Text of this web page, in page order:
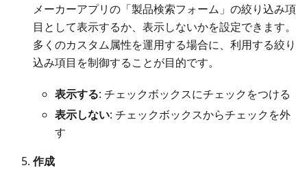
メーカーアプリの「製品検索フォーム」の絞り込み項
目として表示するか、表示しないかを設定できます。
多くのカスタム属性を運用する場合に、利用する絞り
込み項目を制御することが目的です。
表示する: チェックボックスにチェックをつける
表示しない: チェックボックスからチェックを外
す
作成